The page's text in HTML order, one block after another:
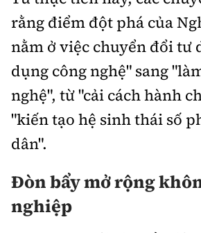
rằng điểm đột phá của
nằm ở việc chuyển đổi tư
dụng công nghệ" sang
nghệ", từ "cải cách hành
"kiến tạo hệ sinh thái số
dân".
Đòn bẩy mở rộng
nghiệp